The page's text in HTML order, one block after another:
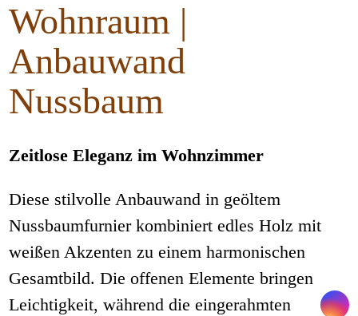
Wohnraum |
Anbauwand
Nussbaum
Zeitlose Eleganz im Wohnzimmer
Diese stilvolle Anbauwand in geöltem
Nussbaumfurnier kombiniert edles Holz mit
weißen Akzenten zu einem harmonischen
Gesamtbild. Die offenen Elemente bringen
Leichtigkeit, während die eingerahmten